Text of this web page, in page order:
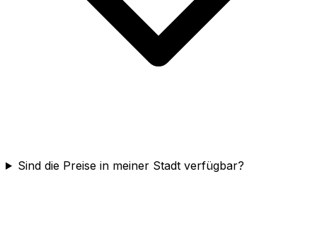
Sind die Preise in meiner Stadt verfügbar?